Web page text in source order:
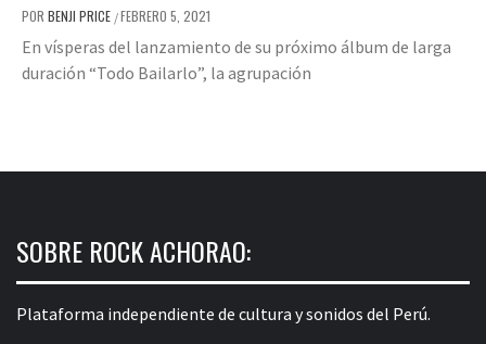
POR BENJI PRICE /FEBRERO 5, 2021
En vísperas del lanzamiento de su próximo álbum de larga
duración “Todo Bailarlo”, la agrupación
SOBRE ROCK ACHORAO:
Plataforma independiente de cultura y sonidos del Perú.